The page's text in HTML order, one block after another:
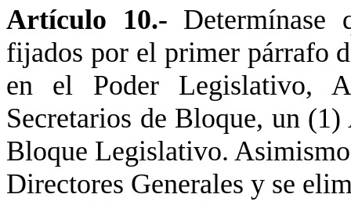
Artículo 10.-
fijados por el primer párrafo
en el Poder Legislativo,
Secretarios de Bloque, un
Bloque Legislativo.
Directores Generales y se